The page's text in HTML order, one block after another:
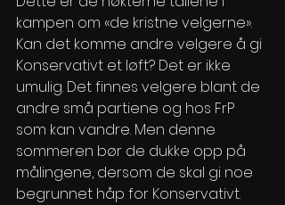
kampen om «de kristne velgerne».
Kan det komme andre velgere å gi
Konservativt et løft? Det er ikke
umulig. Det finnes velgere blant de
andre små partiene og hos FrP
som kan vandre. Men denne
sommeren bør de dukke opp på
målingene, dersom de skal gi noe
begrunnet håp for Konservativt.